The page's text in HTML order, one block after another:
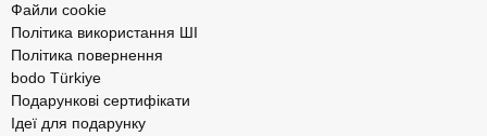
Файли cookie
Політика використання ШІ
Політика повернення
bodo Türkiye
Подарункові сертифікати
Ідеї для подарунку